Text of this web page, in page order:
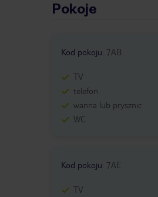
Pokoje
Kod pokoju: 7AB
TV
telefon
wanna lub prysznic
WC
Kod pokoju: 7AE
TV